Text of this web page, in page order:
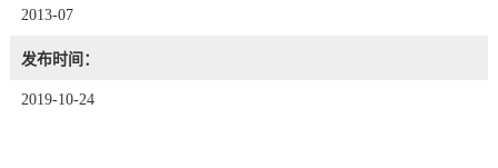
2013-07
发布时间：
2019-10-24